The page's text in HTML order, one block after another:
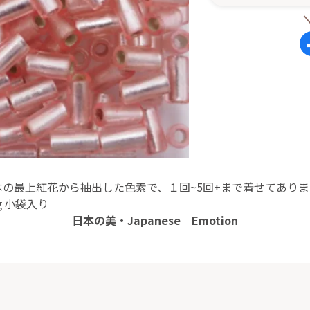
最上紅花から抽出した色素で、１回~5回+まで着せてあり
袋入り
日本の美・Japanese Emotion